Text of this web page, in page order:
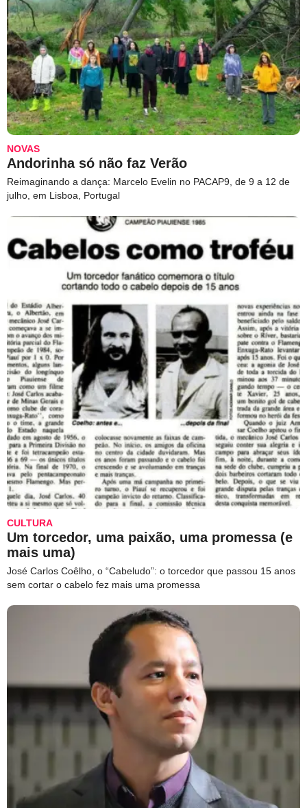
NOVAS
Andorinha só não faz Verão
Reimaginando a dança: Marcelo Evelin no PACAP9, de 9 a 12 de
julho, em Lisboa, Portugal
CULTURA
Um torcedor, uma paixão, uma promessa (e
mais uma)
José Carlos Coêlho, o “Cabeludo”: o torcedor que passou 15 anos
sem cortar o cabelo fez mais uma promessa